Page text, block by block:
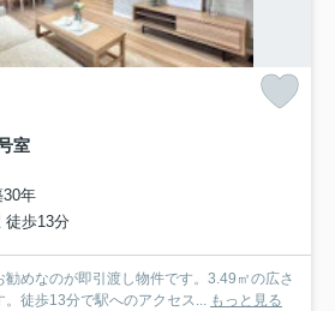
室
年
徒歩13分
めなのが即引渡し物件です。3.49㎡の広さ
徒歩13分で駅へのアクセス... もっと見る